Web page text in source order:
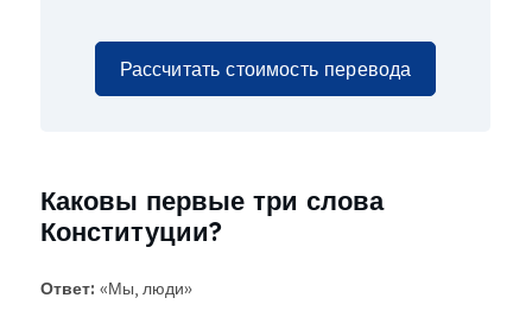
Рассчитать стоимость перевода
Каковы первые три слова
Конституции?
Ответ: «Мы, люди»